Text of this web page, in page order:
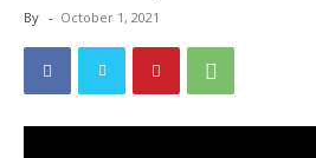
By - October 1, 2021